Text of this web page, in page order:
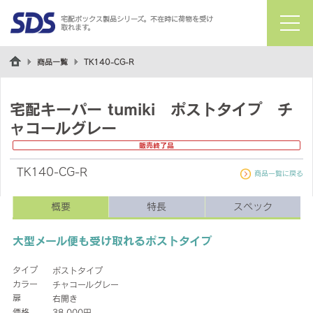
宅配ボックス製品シリーズ。不在時に荷物を受け
取れます。
menu
商品一覧 TK140-CG-R
宅配キーパー tumiki ポストタイプ チ
ャコールグレー
販売終了品
TK140-CG-R 商品一覧に戻る
概要 特長 スペック
大型メール便も受け取れるポストタイプ
タイプ
ポストタイプ
カラー
チャコールグレー
扉
右開き